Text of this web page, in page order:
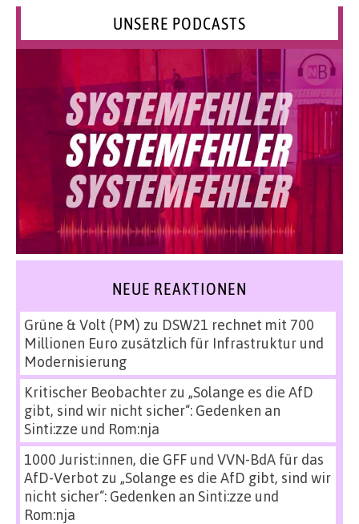
UNSERE PODCASTS
NEUE REAKTIONEN
Grüne & Volt (PM) zu DSW21 rechnet mit 700
Millionen Euro zusätzlich für Infrastruktur und
Modernisierung
Kritischer Beobachterzu „Solange es die AfD
gibt, sind wir nicht sicher“: Gedenken an
Sinti:zze und Rom:nja
1000 Jurist:innen, die GFF und VVN-BdA für das
AfD-Verbot zu „Solange es die AfD gibt, sind wir
nicht sicher“: Gedenken an Sinti:zze und
Rom:nja